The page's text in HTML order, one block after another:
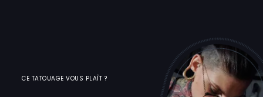
CE TATOUAGE VOUS PLAÎT ?